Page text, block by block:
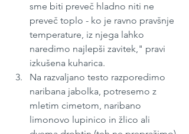
sme biti preveč hladno niti ne
preveč toplo - ko je ravno pravšnje
temperature, iz njega lahko
naredimo najlepši zavitek," pravi
izkušena kuharica.
Na razvaljano testo razporedimo
naribana jabolka, potresemo z
mletim cimetom, naribano
limonovo lupinico in žlico ali